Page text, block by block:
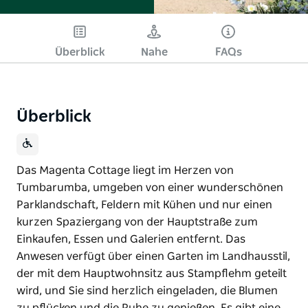
Überblick Nahe FAQs
Überblick
Das Magenta Cottage liegt im Herzen von
Tumbarumba, umgeben von einer wunderschönen
Parklandschaft, Feldern mit Kühen und nur einen
kurzen Spaziergang von der Hauptstraße zum
Einkaufen, Essen und Galerien entfernt. Das
Anwesen verfügt über einen Garten im Landhausstil,
der mit dem Hauptwohnsitz aus Stampflehm geteilt
wird, und Sie sind herzlich eingeladen, die Blumen